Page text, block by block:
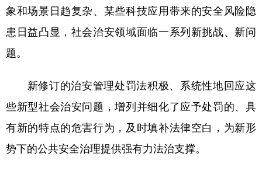
象和场景日趋复杂、某些科技应用带来的安全风险隐
患日益凸显，社会治安领域面临一系列新挑战、新问
题。
新修订的治安管理处罚法积极、系统性地回应这
些新型社会治安问题，增列并细化了应予处罚的、具
有新的特点的危害行为，及时填补法律空白，为新形
势下的公共安全治理提供强有力法治支撑。